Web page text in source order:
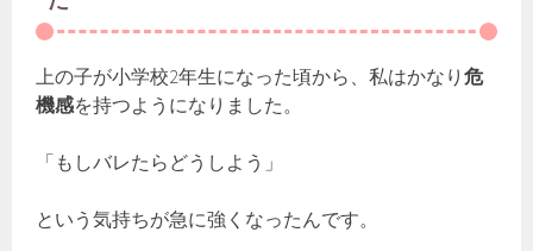
上の子が小学校2年生になった頃から、私はかなり危
機感を持つようになりました。
「もしバレたらどうしよう」
という気持ちが急に強くなったんです。